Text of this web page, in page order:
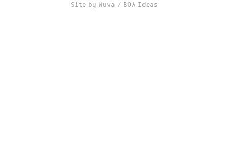
Site by Wuwa / BOA Ideas